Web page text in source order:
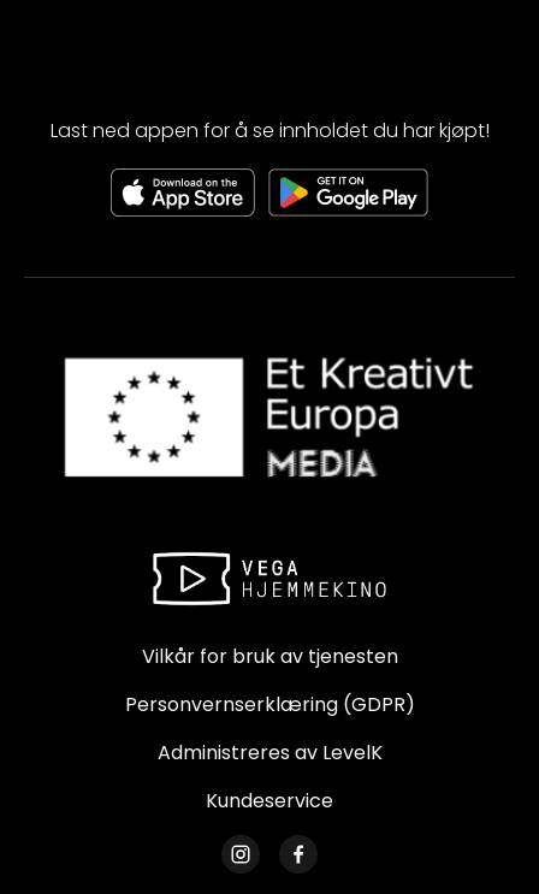
Last ned appen for å se innholdet du har kjøpt!
Vilkår for bruk av tjenesten
Personvernserklæring (GDPR)
Administreres av LevelK
Kundeservice